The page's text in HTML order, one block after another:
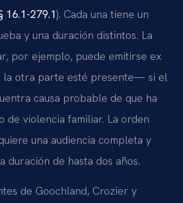
16.1-279.1). Cada una tiene un
y una duración distintos. La
por ejemplo, puede emitirse ex
otra parte esté presente— si el
causa probable de que ha
de violencia familiar. La orden
una audiencia completa y
duración de hasta dos años.
de Goochland, Crozier y